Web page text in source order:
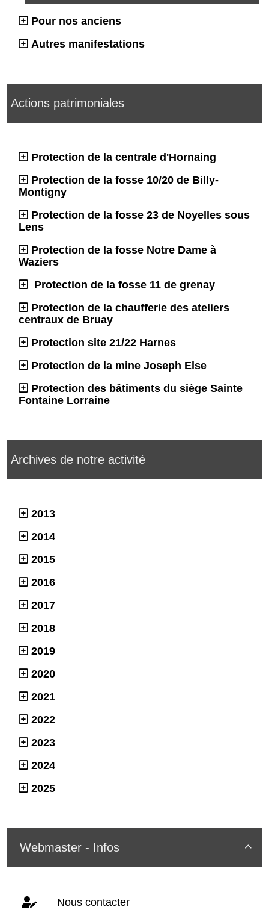
Pour nos anciens
Autres manifestations
Actions patrimoniales
Protection de la centrale d'Hornaing
Protection de la fosse 10/20 de Billy-
Montigny
Protection de la fosse 23 de Noyelles sous
Lens
Protection de la fosse Notre Dame à
Waziers
Protection de la fosse 11 de grenay
Protection de la chaufferie des ateliers
centraux de Bruay
Protection site 21/22 Harnes
Protection de la mine Joseph Else
Protection des bâtiments du siège Sainte
Fontaine Lorraine
Archives de notre activité
2013
2014
2015
2016
2017
2018
2019
2020
2021
2022
2023
2024
2025

Webmaster - Infos
Nous contacter